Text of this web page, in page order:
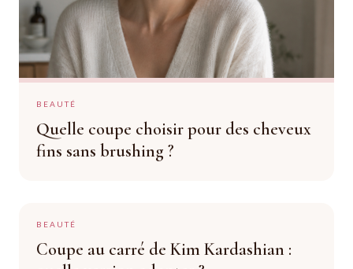
BEAUTÉ
Quelle coupe choisir pour des cheveux
fins sans brushing ?
BEAUTÉ
Coupe au carré de Kim Kardashian :